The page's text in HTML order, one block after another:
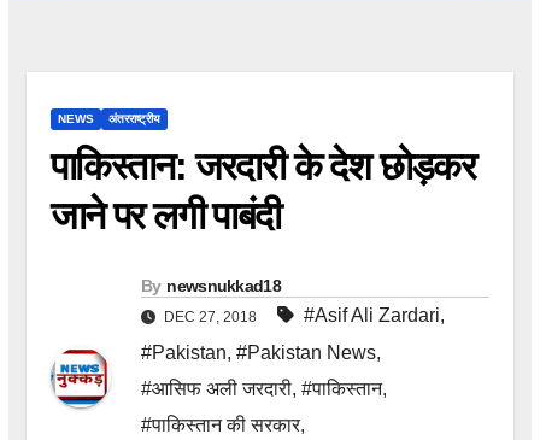
NEWS अंतरराष्ट्रीय
पाकिस्तान: जरदारी के देश छोड़कर
जाने पर लगी पाबंदी
By newsnukkad18
DEC 27, 2018 #Asif Ali Zardari,
#Pakistan, #Pakistan News,
#आसिफ अली जरदारी, #पाकिस्तान,
#पाकिस्तान की सरकार,